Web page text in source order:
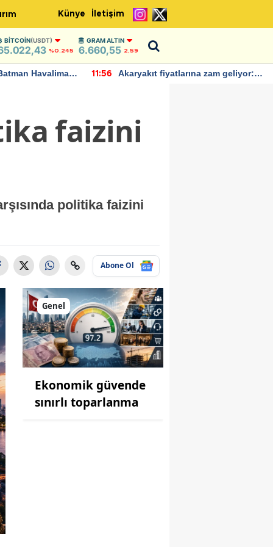
Künye İletişim
BITCOIN(USDT)
%0.245
GRAM ALTIN
6.660,55 2,59
Havalimanı
11:56
Akaryakıt fiyatlarına zam geliyor:
faizini
politika faizini
Abone Ol
Genel
Ekonomik güvende
sınırlı toparlanma